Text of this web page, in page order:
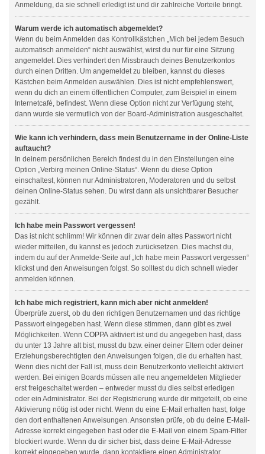
Anmeldung, da sie schnell erledigt ist und dir zahlreiche Vorteile bringt.
Warum werde ich automatisch abgemeldet?
Wenn du beim Anmelden das Kontrollkästchen „Mich bei jedem Besuch
automatisch anmelden“ nicht auswählst, wirst du nur für eine Sitzung
angemeldet. Dies verhindert den Missbrauch deines Benutzerkontos
durch einen Dritten. Um angemeldet zu bleiben, kannst du dieses
Kästchen beim Anmelden auswählen. Dies ist nicht empfehlenswert,
wenn du dich an einem öffentlichen Computer, zum Beispiel in einem
Internetcafé, befindest. Wenn diese Option nicht zur Verfügung steht,
dann wurde sie vermutlich von der Board-Administration ausgeschaltet.
Wie kann ich verhindern, dass mein Benutzername in der Online-Liste
auftaucht?
In deinem persönlichen Bereich findest du in den Einstellungen eine
Option „Verbirg meinen Online-Status“. Wenn du diese Option
einschaltest, können nur Administratoren, Moderatoren und du selbst
deinen Online-Status sehen. Du wirst dann als unsichtbarer Besucher
gezählt.
Ich habe mein Passwort vergessen!
Das ist nicht schlimm! Wir können dir zwar dein altes Passwort nicht
wieder mitteilen, du kannst es jedoch zurücksetzen. Dies machst du,
indem du auf der Anmelde-Seite auf „Ich habe mein Passwort vergessen“
klickst und den Anweisungen folgst. So solltest du dich schnell wieder
anmelden können.
Ich habe mich registriert, kann mich aber nicht anmelden!
Überprüfe zuerst, ob du den richtigen Benutzernamen und das richtige
Passwort eingegeben hast. Wenn diese stimmen, dann gibt es zwei
Möglichkeiten. Wenn COPPA aktiviert ist und du angegeben hast, dass
du unter 13 Jahre alt bist, musst du bzw. einer deiner Eltern oder deiner
Erziehungsberechtigten den Anweisungen folgen, die du erhalten hast.
Wenn dies nicht der Fall ist, muss dein Benutzerkonto vielleicht aktiviert
werden. Bei einigen Boards müssen alle neu angemeldeten Mitglieder
erst freigeschaltet werden – entweder musst du dies selbst erledigen
oder ein Administrator. Bei der Registrierung wurde dir mitgeteilt, ob eine
Aktivierung nötig ist oder nicht. Wenn du eine E-Mail erhalten hast, folge
den dort enthaltenen Anweisungen. Ansonsten prüfe, ob du deine E-Mail-
Adresse korrekt eingegeben hast oder die E-Mail von einem Spam-Filter
blockiert wurde. Wenn du dir sicher bist, dass deine E-Mail-Adresse
korrekt eingegeben wurde, dann kontaktiere einen Administrator.